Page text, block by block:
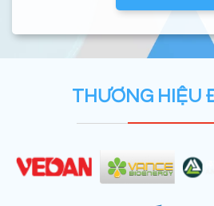
THƯƠNG HIỆU